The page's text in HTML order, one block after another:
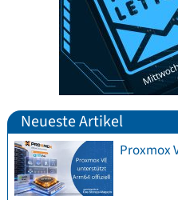
Neueste Artikel
Proxmox